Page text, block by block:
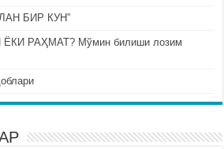
БИР КУН”
РАҲМАТ? Мўмин билиши лозим